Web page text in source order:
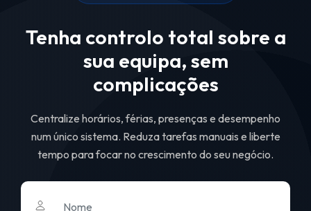
Tenha controlo total sobre a
sua equipa, sem
complicações
Centralize horários, férias, presenças e desempenho
num único sistema. Reduza tarefas manuais e liberte
tempo para focar no crescimento do seu negócio.